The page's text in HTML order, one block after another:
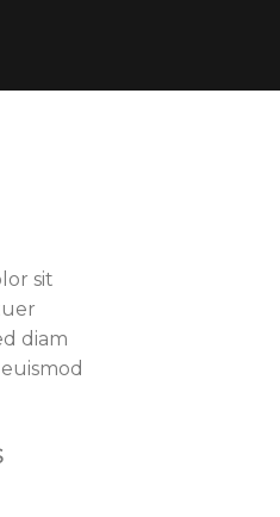
sit
diam